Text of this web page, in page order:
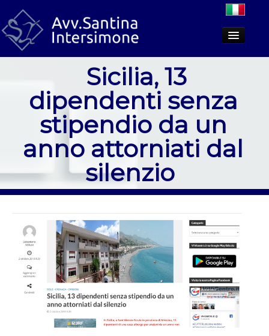
Aree di attività
Dicono di noi
PCT
Approfondimenti
Sicilia, 13
dipendenti senza
stipendio da un
anno attorniati dal
silenzio